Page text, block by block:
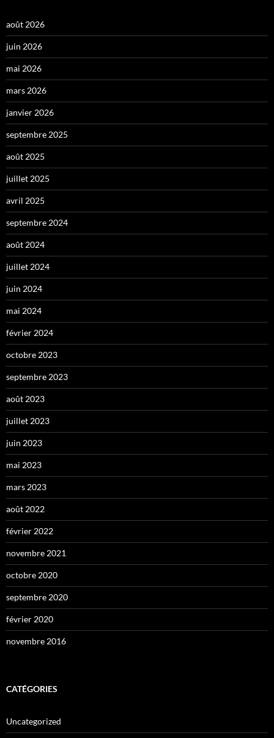
août 2026
juin 2026
mai 2026
mars 2026
janvier 2026
septembre 2025
août 2025
juillet 2025
avril 2025
septembre 2024
août 2024
juillet 2024
juin 2024
mai 2024
février 2024
octobre 2023
septembre 2023
août 2023
juillet 2023
juin 2023
mai 2023
mars 2023
août 2022
février 2022
novembre 2021
octobre 2020
septembre 2020
février 2020
novembre 2016
CATÉGORIES
Uncategorized